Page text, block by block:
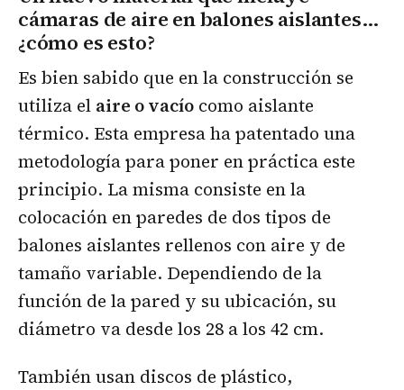
cámaras de aire en balones aislantes…
¿cómo es esto?
Es bien sabido que en la construcción se
utiliza el aire o vacío como aislante
térmico. Esta empresa ha patentado una
metodología para poner en práctica este
principio. La misma consiste en la
colocación en paredes de dos tipos de
balones aislantes rellenos con aire y de
tamaño variable. Dependiendo de la
función de la pared y su ubicación, su
diámetro va desde los 28 a los 42 cm.
También usan discos de plástico,